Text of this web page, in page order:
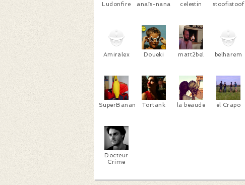
Ludonfire anaïs-nana celestin stoofistoof
Amiralex Doueki matt2bel belharem
SuperBanana Tortank la beaude el Crapo
Docteur
Crime